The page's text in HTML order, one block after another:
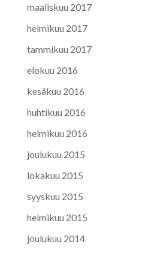
maaliskuu 2017
helmikuu 2017
tammikuu 2017
elokuu 2016
kesäkuu 2016
huhtikuu 2016
helmikuu 2016
joulukuu 2015
lokakuu 2015
syyskuu 2015
helmikuu 2015
joulukuu 2014